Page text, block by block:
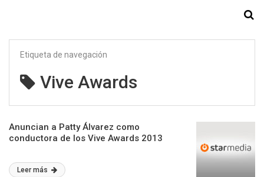
Etiqueta de navegación
Vive Awards
Anuncian a Patty Álvarez como
conductora de los Vive Awards 2013
Leer más